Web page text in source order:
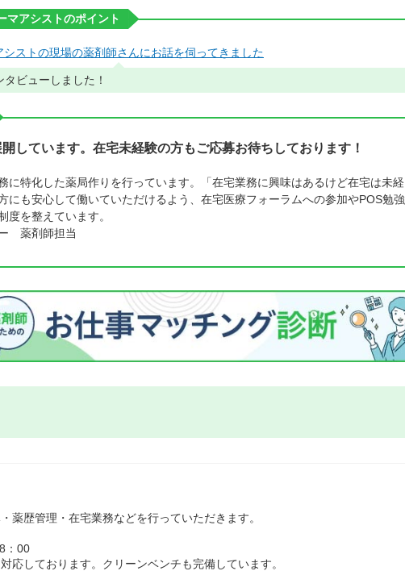
アシストのポイント
ストの現場の薬剤師さんにお話を伺ってきました
ビューしました！
しています。在宅未経験の方もご応募お待ちしております！
に特化した薬局作りを行っています。「在宅業務に興味はあるけど在宅は未経
にも安心して働いていただけるよう、在宅医療フォーラムへの参加やPOS勉強
度を整えています。
薬剤師担当
薬歴管理・在宅業務などを行っていただきます。
：00
応しております。クリーンベンチも完備しています。